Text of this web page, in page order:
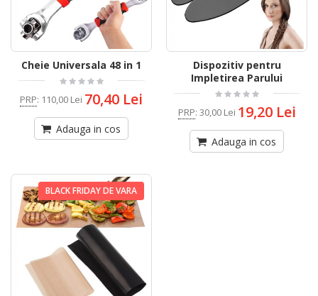
Cheie Universala 48 in 1
PRP: 110,00 Lei 70,40 Lei
Adauga in cos
Dispozitiv pentru
Impletirea Parului
PRP: 30,00 Lei 19,20 Lei
Adauga in cos
BLACK FRIDAY DE VARA